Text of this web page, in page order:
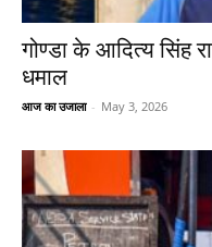
गोण्डा के आदित्य सिंह
धमाल
आज का उजाला - May 3, 2026